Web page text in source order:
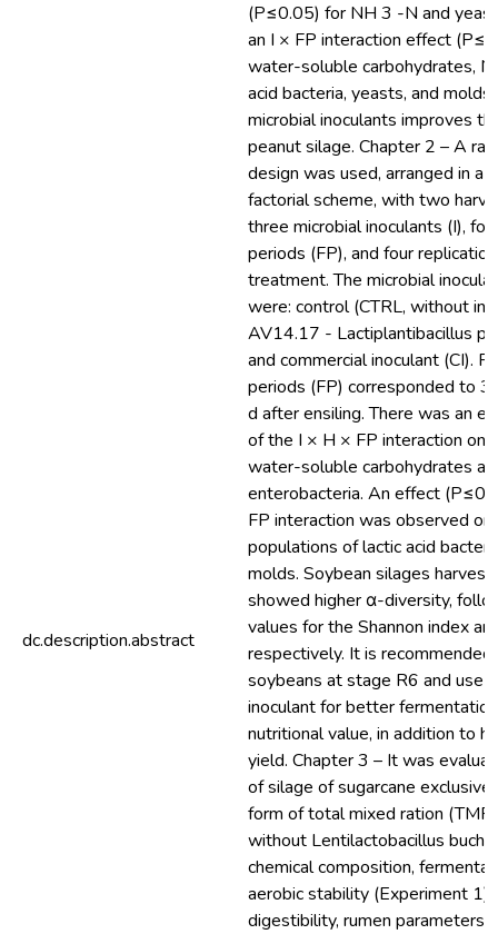
dc.description.abstract
(P≤0.05) for NH 3 -N and
an I × FP interaction effect
water-soluble carbohydrates,
acid bacteria, yeasts, and
microbial inoculants improves
peanut silage. Chapter 2 – A
design was used, arranged in a
factorial scheme, with two
three microbial inoculants (I),
periods (FP), and four
treatment. The microbial
were: control (CTRL, without
AV14.17 - Lactiplantibacillus
and commercial inoculant (CI).
periods (FP) corresponded to
d after ensiling. There was an
of the I × H × FP interaction on
water-soluble carbohydrates
enterobacteria. An effect
FP interaction was observed on
populations of lactic acid
molds. Soybean silages
showed higher α-diversity,
values for the Shannon index
respectively. It is
soybeans at stage R6 and use
inoculant for better
nutritional value, in addition to
yield. Chapter 3 – It was
of silage of sugarcane
form of total mixed ration
without Lentilactobacillus
chemical composition,
aerobic stability (Experiment 1),
digestibility, rumen parameters,